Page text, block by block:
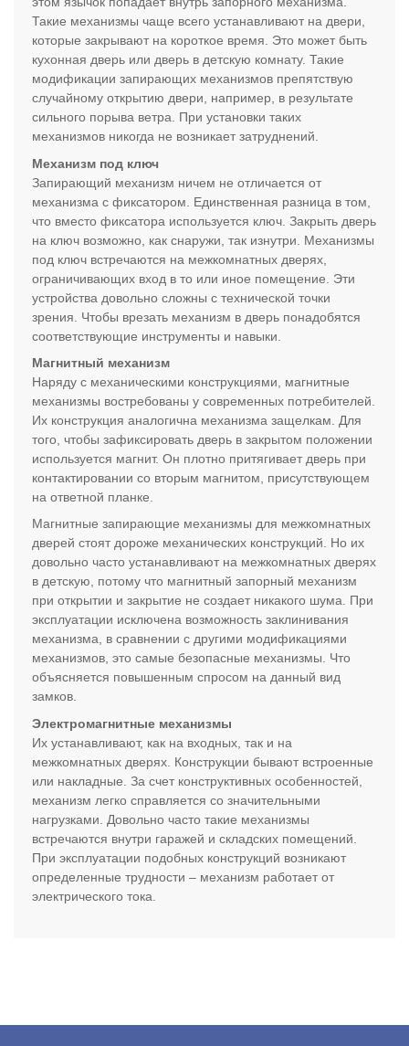
Такие механизмы чаще всего устанавливают на двери,
которые закрывают на короткое время. Это может быть
кухонная дверь или дверь в детскую комнату. Такие
модификации запирающих механизмов препятствую
случайному открытию двери, например, в результате
сильного порыва ветра. При установки таких
механизмов никогда не возникает затруднений.
Механизм под ключ
Запирающий механизм ничем не отличается от
механизма с фиксатором. Единственная разница в том,
что вместо фиксатора используется ключ. Закрыть дверь
на ключ возможно, как снаружи, так изнутри. Механизмы
под ключ встречаются на межкомнатных дверях,
ограничивающих вход в то или иное помещение. Эти
устройства довольно сложны с технической точки
зрения. Чтобы врезать механизм в дверь понадобятся
соответствующие инструменты и навыки.
Магнитный механизм
Наряду с механическими конструкциями, магнитные
механизмы востребованы у современных потребителей.
Их конструкция аналогична механизма защелкам. Для
того, чтобы зафиксировать дверь в закрытом положении
используется магнит. Он плотно притягивает дверь при
контактировании со вторым магнитом, присутствующем
на ответной планке.
Магнитные запирающие механизмы для межкомнатных
дверей стоят дороже механических конструкций. Но их
довольно часто устанавливают на межкомнатных дверях
в детскую, потому что магнитный запорный механизм
при открытии и закрытие не создает никакого шума. При
эксплуатации исключена возможность заклинивания
механизма, в сравнении с другими модификациями
механизмов, это самые безопасные механизмы. Что
объясняется повышенным спросом на данный вид
замков.
Электромагнитные механизмы
Их устанавливают, как на входных, так и на
межкомнатных дверях. Конструкции бывают встроенные
или накладные. За счет конструктивных особенностей,
механизм легко справляется со значительными
нагрузками. Довольно часто такие механизмы
встречаются внутри гаражей и складских помещений.
При эксплуатации подобных конструкций возникают
определенные трудности – механизм работает от
электрического тока.